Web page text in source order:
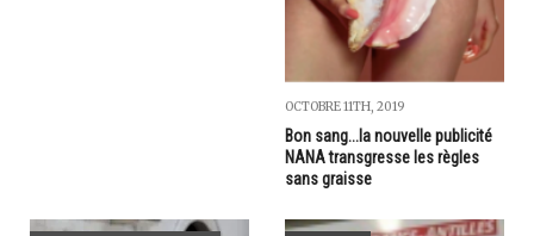
OCTOBRE 11TH, 2019
Bon sang...la nouvelle publicité
NANA transgresse les règles
sans graisse